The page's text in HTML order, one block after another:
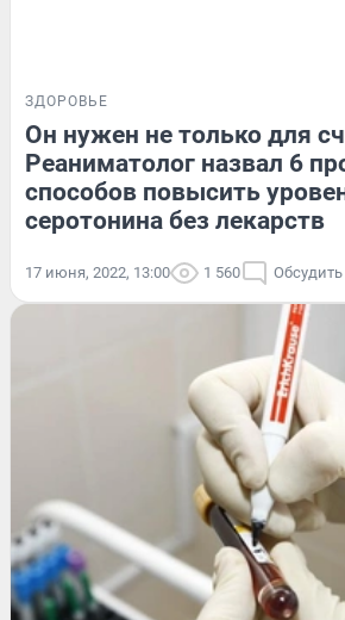
ЗДОРОВЬЕ
Он нужен не только для
Реаниматолог назвал 6
способов повысить
серотонина без лекарств
17 июня, 2022, 13:00 1 560 Обсудить